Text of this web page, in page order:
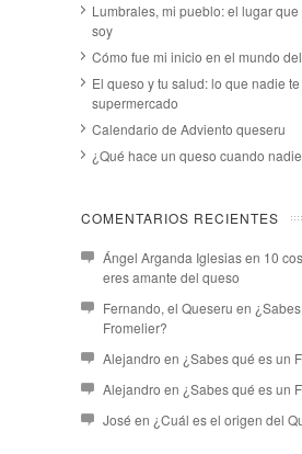
Lumbrales, mi pueblo: el lugar
soy
Cómo fue mi inicio en el mundo
El queso y tu salud: lo que nadie
supermercado
Calendario de Adviento queseru
¿Qué hace un queso cuando
COMENTARIOS RECIENTES
Ángel Arganda Iglesiasen 10
eres amante del queso
Fernando, el Queseru en
Fromelier?
Alejandro en ¿Sabes qué es un
Alejandro en ¿Sabes qué es un
José en ¿Cuál es el origen del